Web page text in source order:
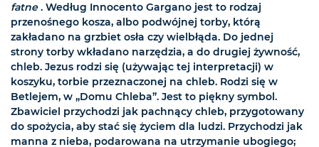
fatne. Według Innocento Gargano jest to rodzaj
przenośnego kosza, albo podwójnej torby, którą
zakładano na grzbiet osła czy wielbłąda. Do jednej
strony torby wkładano narzędzia, a do drugiej żywność,
chleb. Jezus rodzi się (używając tej interpretacji) w
koszyku, torbie przeznaczonej na chleb. Rodzi się w
Betlejem, w „Domu Chleba”. Jest to piękny symbol.
Zbawiciel przychodzi jak pachnący chleb, przygotowany
do spożycia, aby stać się życiem dla ludzi. Przychodzi jak
manna z nieba, podarowana na utrzymanie ubogiego;